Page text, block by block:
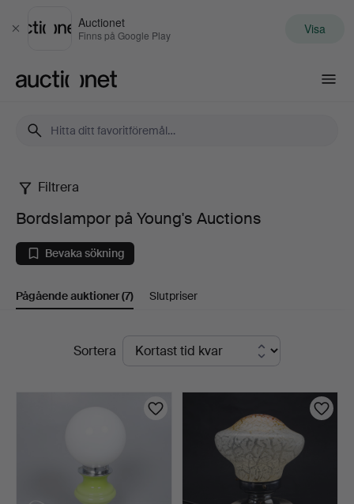
Stäng
Auctionet
Finns på Google Play Visa
Bordslampor
på
Young's
Auctions
Filtrera
Bordslampor på Young's Auctions
Bevaka sökning
Pågående auktioner(7) Slutpriser
PågåendeSortera